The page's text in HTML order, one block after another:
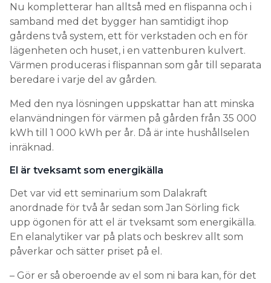
Nu kompletterar han alltså med en flispanna och i
samband med det bygger han samtidigt ihop
gårdens två system, ett för verkstaden och en för
lägenheten och huset, i en vattenburen kulvert.
Värmen produceras i flispannan som går till separata
beredare i varje del av gården.
Med den nya lösningen uppskattar han att minska
elanvändningen för värmen på gården från 35 000
kWh till 1 000 kWh per år. Då är inte hushållselen
inräknad.
El är tveksamt som energikälla
Det var vid ett seminarium som Dalakraft
anordnade för två år sedan som Jan Sörling fick
upp ögonen för att el är tveksamt som energikälla.
En elanalytiker var på plats och beskrev allt som
påverkar och sätter priset på el.
– Gör er så oberoende av el som ni bara kan, för det